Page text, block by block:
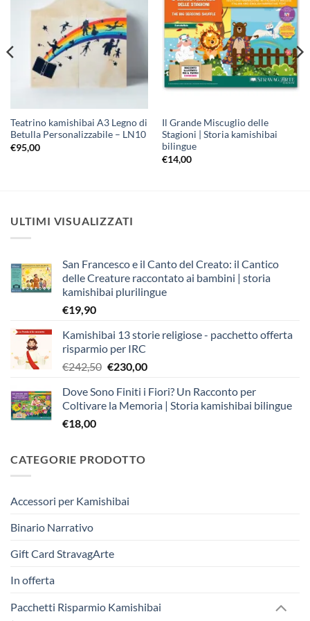
Aggiungi
alla lista
dei
desideri
Teatrino kamishibai A3 Legno di
Betulla Personalizzabile – LN10
€95,00
Aggiungi
alla lista
dei
desideri
Il Grande Miscuglio delle
Stagioni | Storia kamishibai
bilingue
€14,00
ULTIMI VISUALIZZATI
San Francesco e il Canto del Creato: il Cantico
delle Creature raccontato ai bambini | storia
kamishibai plurilingue
€19,90
Kamishibai 13 storie religiose - pacchetto offerta
risparmio per IRC
€242,50 Il
originale
era:
€230,00Il
attuale
è:
Dove Sono Finiti i Fiori? Un Racconto per
Coltivare la Memoria | Storia kamishibai bilingue
€18,00
CATEGORIE PRODOTTO
Accessori per Kamishibai
Binario Narrativo
Gift Card StravagArte
In offerta
Pacchetti Risparmio Kamishibai